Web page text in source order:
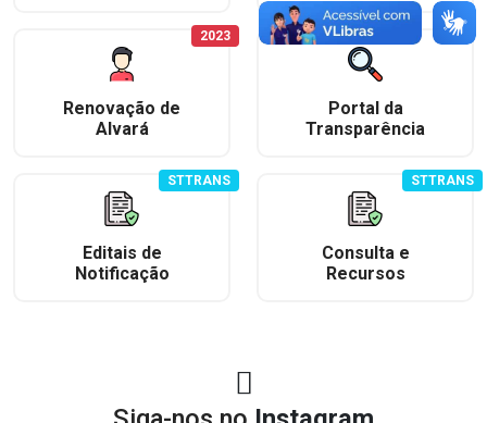
Renovação de
Alvará
2023
Portal da
Transparência
Editais de
Notificação
STTRANS
Consulta e
Recursos
STTRANS